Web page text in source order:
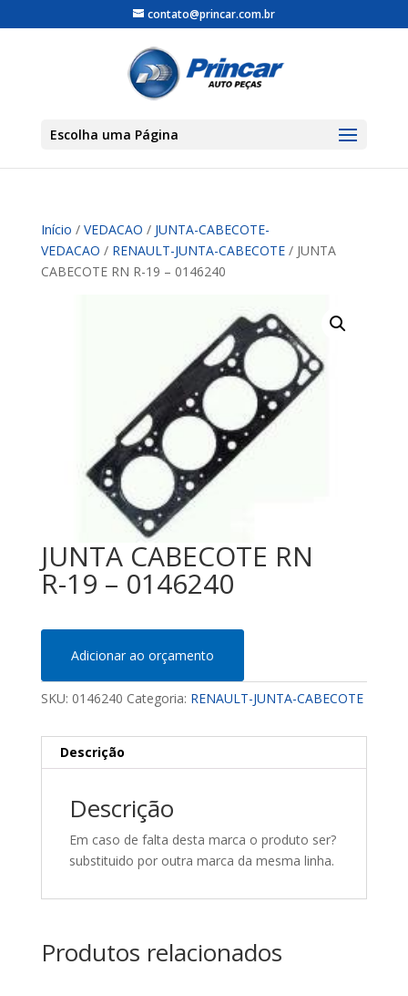
contato@princar.com.br
Escolha uma Página
Início / VEDACAO / JUNTA-CABECOTE-
VEDACAO / RENAULT-JUNTA-CABECOTE/ JUNTA
CABECOTE RN R-19 – 0146240
JUNTA CABECOTE RN
R-19 – 0146240
Adicionar ao orçamento
SKU: 0146240 Categoria: RENAULT-JUNTA-CABECOTE
Descrição
Descrição
Em caso de falta desta marca o produto ser? substituido por outra marca da mesma linha.
Produtos relacionados